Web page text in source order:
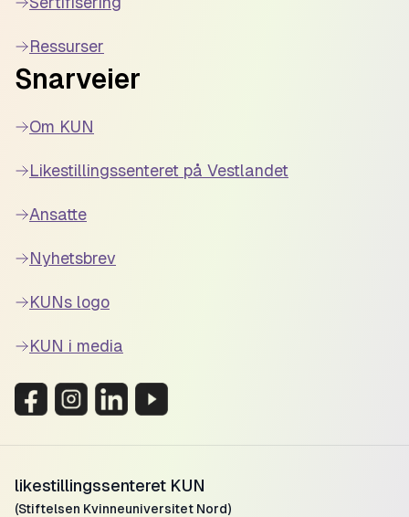
Ressurser
Snarveier
Om KUN
Likestillingssenteret på Vestlandet
Ansatte
Nyhetsbrev
KUNs logo
KUN i media
likestillingssenteret KUN
(Stiftelsen Kvinneuniversitet Nord)